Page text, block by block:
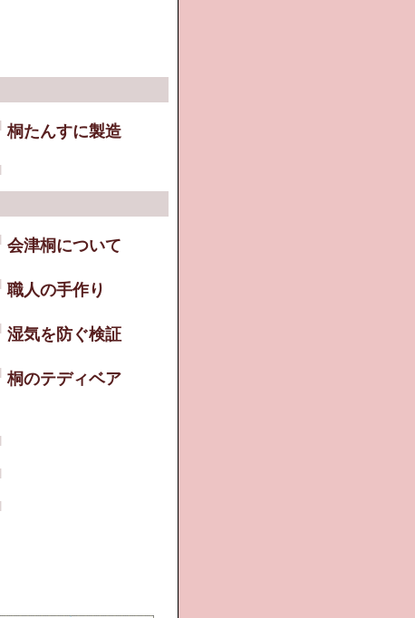
桐たんすに製造
会津桐について
職人の手作り
湿気を防ぐ検証
桐のテディベア